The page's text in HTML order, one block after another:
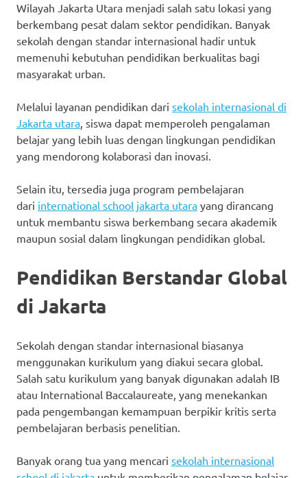
Wilayah Jakarta Utara menjadi salah satu lokasi yang
berkembang pesat dalam sektor pendidikan. Banyak
sekolah dengan standar internasional hadir untuk
memenuhi kebutuhan pendidikan berkualitas bagi
masyarakat urban.
Melalui layanan pendidikan dari sekolah internasional di
Jakarta utara, siswa dapat memperoleh pengalaman
belajar yang lebih luas dengan lingkungan pendidikan
yang mendorong kolaborasi dan inovasi.
Selain itu, tersedia juga program pembelajaran
dari international school jakarta utara yang dirancang
untuk membantu siswa berkembang secara akademik
maupun sosial dalam lingkungan pendidikan global.
Pendidikan Berstandar Global
di Jakarta
Sekolah dengan standar internasional biasanya
menggunakan kurikulum yang diakui secara global.
Salah satu kurikulum yang banyak digunakan adalah IB
atau International Baccalaureate, yang menekankan
pada pengembangan kemampuan berpikir kritis serta
pembelajaran berbasis penelitian.
Banyak orang tua yang mencari sekolah internasional